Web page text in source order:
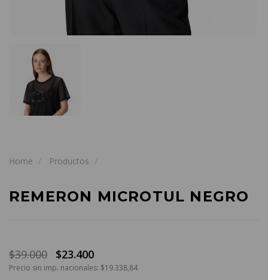
Home Productos
REMERON MICROTUL NEGRO
$39.000 $23.400
Precio sin imp. nacionales: $19.338,84